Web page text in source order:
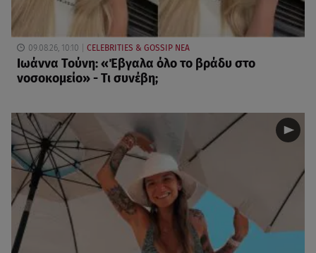
09.08.26, 10:10 CELEBRITIES & GOSSIP ΝΕΑ
Ιωάννα Τούνη: «Έβγαλα όλο το βράδυ στο
νοσοκομείο» - Τι συνέβη;